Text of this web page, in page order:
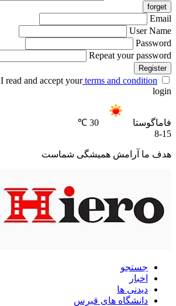
Email
User Name
Password
Repeat your password
Register
I read and accept yourterms and condition
login
فاماگوستا
30 ℃
8-15
هدف ما آرامش همیشگی شماست
جستجو
اخبار
دیدنی ها
دانشگاه های قبرس